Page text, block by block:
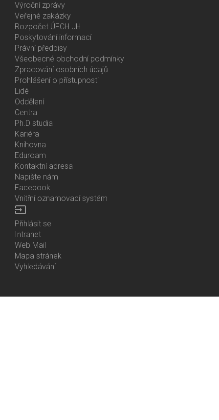
Bottom
Menu
About
Us
Výroční zprávy
Veřejné zakázky
Rozpočet ÚFCH JH
Poskytování informací
Právní předpisy
Všeobecné obchodní podmínky
Zpracování osobních údajů
Prohlášení o přístupnosti
Bottom
Menu
Contacts
Lidé
Oddělení
Centra
Ph.D studia
Kariéra
Knihovna
Eduroam
Kontaktní adresa
Napište nám
Facebook
Vnitřní oznamovací systém
input
Bottom
Menu
Login
Přihlásit se
Intranet
Web Mail
Mapa stránek
Vyhledávání